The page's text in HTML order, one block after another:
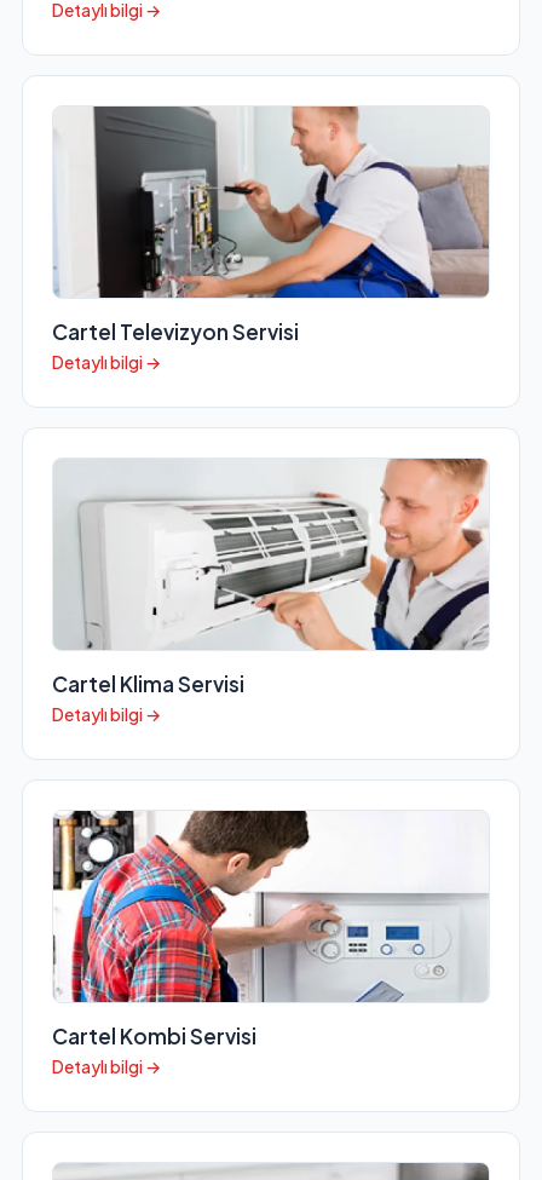
Detaylı bilgi →
Cartel Televizyon Servisi
Detaylı bilgi →
Cartel Klima Servisi
Detaylı bilgi →
Cartel Kombi Servisi
Detaylı bilgi →